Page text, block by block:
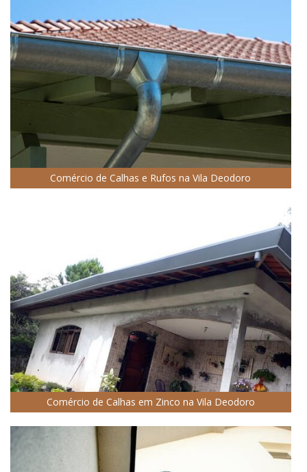
Comércio de Calhas e Rufos na Vila Deodoro
Comércio de Calhas em Zinco na Vila Deodoro